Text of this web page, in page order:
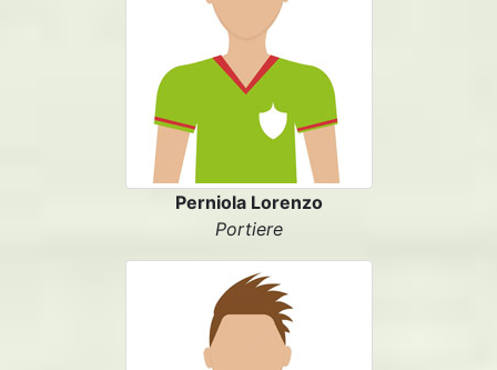
Perniola Lorenzo
Portiere